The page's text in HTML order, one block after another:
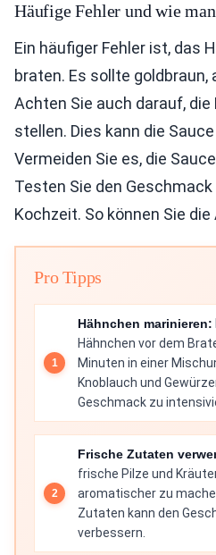
Häufige Fehler und wie
Ein häufiger Fehler ist, das
braten. Es sollte
Achten Sie auch darauf,
stellen. Dies kann die
Vermeiden Sie es, die
Testen Sie den Geschmack
Kochzeit. So können Sie
Pro Tipps
Hähnchen marinieren:
Hähnchen vor dem
Minuten in einer
Knoblauch und
Geschmack zu
Frische Zutaten
frische Pilze und
aromatischer zu
Zutaten kann den
verbessern.